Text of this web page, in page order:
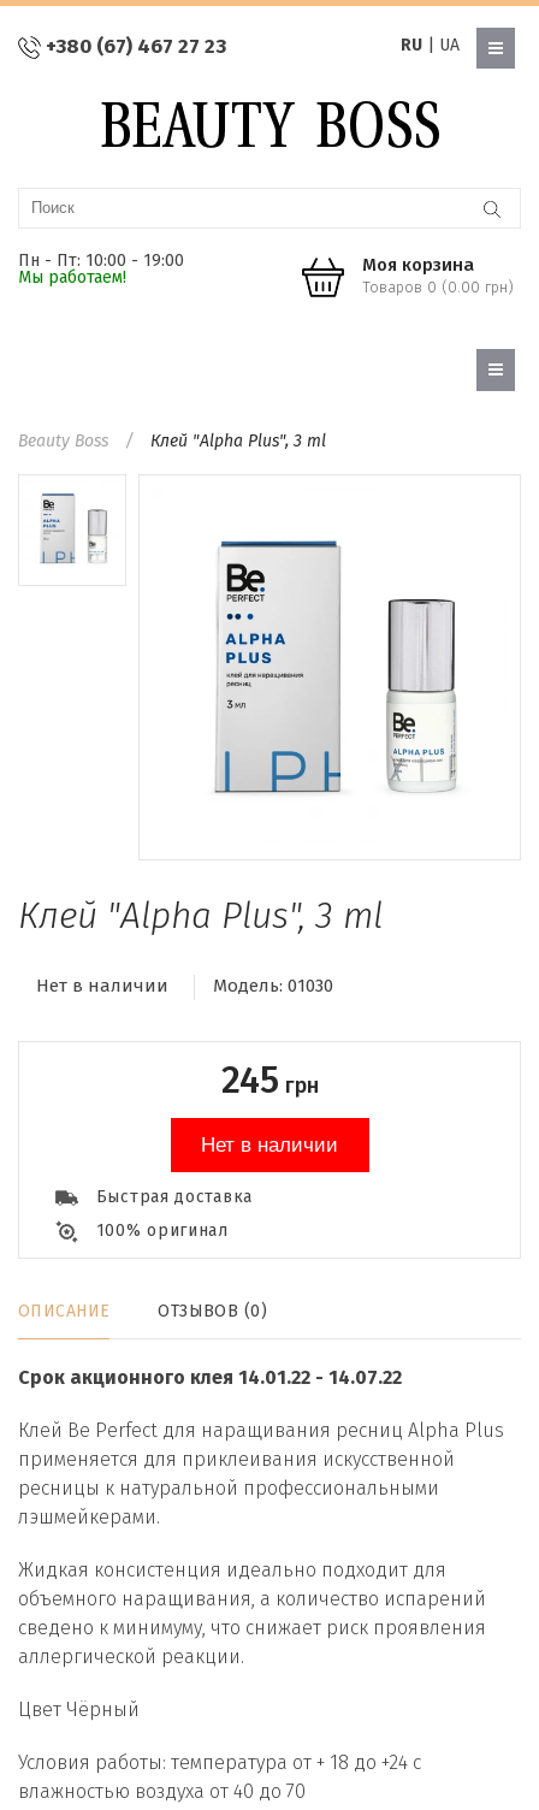
+380 (67) 467 27 23 RU| UA
Пн - Пт: 10:00 - 19:00
Мы работаем!
Моя корзина
Товаров 0 (0.00 грн)
Beauty Boss Клей "Alpha Plus", 3 ml
Клей "Alpha Plus", 3 ml
Нет в наличии Модель: 01030
245 грн
Нет в наличии
Быстрая доставка
100% оригинал
ОПИСАНИЕ ОТЗЫВОВ (0)
Срок акционного клея 14.01.22 - 14.07.22
Клей Be Perfect для наращивания ресниц Alpha Plus
применяется для приклеивания искусственной
ресницы к натуральной профессиональными
лэшмейкерами.
Жидкая консистенция идеально подходит для
объемного наращивания, а количество испарений
сведено к минимуму, что снижает риск проявления
аллергической реакции.
Цвет Чёрный
Условия работы: температура от + 18 до +24 с
влажностью воздуха от 40 до 70